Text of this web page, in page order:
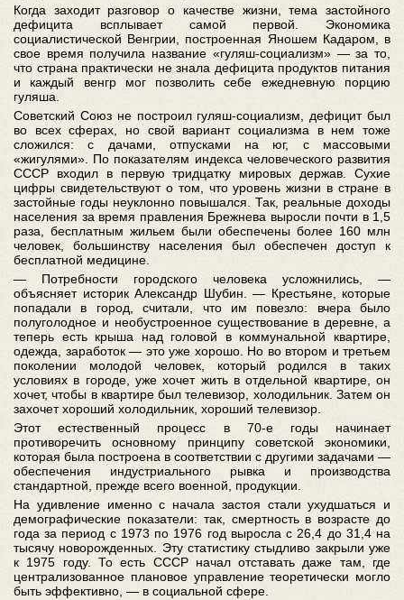
Когда заходит разговор о качестве жизни, тема застойного
дефицита всплывает самой первой. Экономика
социалистической Венгрии, построенная Яношем Кадаром, в
свое время получила название «гуляш-социализм» — за то,
что страна практически не знала дефицита продуктов питания
и каждый венгр мог позволить себе ежедневную порцию
гуляша.
Советский Союз не построил гуляш-социализм, дефицит был
во всех сферах, но свой вариант социализма в нем тоже
сложился: с дачами, отпусками на юг, с массовыми
«жигулями». По показателям индекса человеческого развития
СССР входил в первую тридцатку мировых держав. Сухие
цифры свидетельствуют о том, что уровень жизни в стране в
застойные годы неуклонно повышался. Так, реальные доходы
населения за время правления Брежнева выросли почти в 1,5
раза, бесплатным жильем были обеспечены более 160 млн
человек, большинству населения был обеспечен доступ к
бесплатной медицине.
— Потребности городского человека усложнились, —
объясняет историк Александр Шубин. — Крестьяне, которые
попадали в город, считали, что им повезло: вчера было
полуголодное и необустроенное существование в деревне, а
теперь есть крыша над головой в коммунальной квартире,
одежда, заработок — это уже хорошо. Но во втором и третьем
поколении молодой человек, который родился в таких
условиях в городе, уже хочет жить в отдельной квартире, он
хочет, чтобы в квартире был телевизор, холодильник. Затем он
захочет хороший холодильник, хороший телевизор.
Этот естественный процесс в 70-е годы начинает
противоречить основному принципу советской экономики,
которая была построена в соответствии с другими задачами —
обеспечения индустриального рывка и производства
стандартной, прежде всего военной, продукции.
На удивление именно с начала застоя стали ухудшаться и
демографические показатели: так, смертность в возрасте до
года за период с 1973 по 1976 год выросла с 26,4 до 31,4 на
тысячу новорожденных. Эту статистику стыдливо закрыли уже
к 1975 году. То есть СССР начал отставать даже там, где
централизованное плановое управление теоретически могло
быть эффективно, — в социальной сфере.